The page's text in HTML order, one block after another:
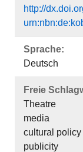
http://
Sprache:
Deutsch
Freie
Theatre
media
cultural policy
publicity